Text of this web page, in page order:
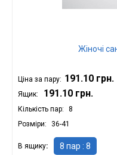
Жіночі
Ціна за пару: 191.10 грн.
Ящик: 191.10 грн.
Кількість пар
8
Розміри
36-41
В ящику 8 пар : 8